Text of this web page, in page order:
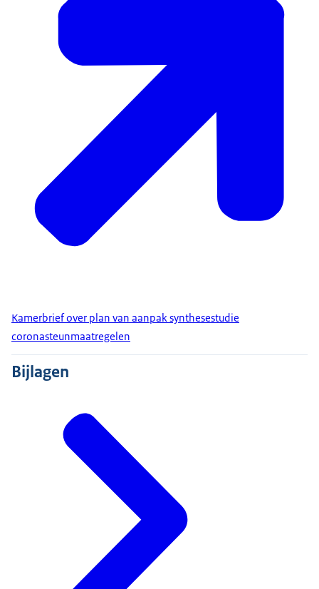
Kamerbrief over plan van aanpak synthesestudie
coronasteunmaatregelen
Bijlagen